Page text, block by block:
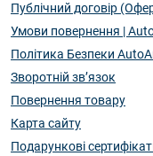
Публічний договір
Умови повернення |
Політика Безпеки
Зворотній зв’язок
Повернення товару
Карта сайту
Подарункові